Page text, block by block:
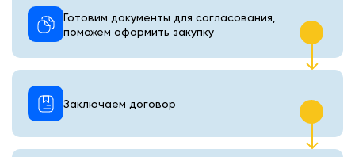
Готовим документы для согласования,
поможем оформить закупку
Заключаем договор